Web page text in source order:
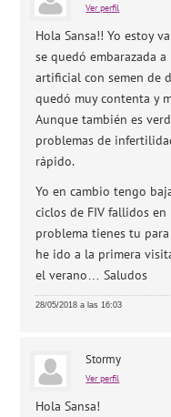
Ver perfil
Hola Sansa!! Yo estoy
se quedó embarazada
artificial con semen de
quedó muy contenta y
Aunque también es
problemas de
rápido.
Yo en cambio tengo
ciclos de FIV fallidos
problema tienes tu
he ido a la primera
el verano… Saludos
28/05/2018 a las 16:03
Stormy
Ver perfil
Hola Sansa!